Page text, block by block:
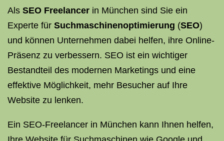
Als SEO Freelancer in München sind Sie ein
Experte für Suchmaschinenoptimierung (SEO)
und können Unternehmen dabei helfen, ihre Online-
Präsenz zu verbessern. SEO ist ein wichtiger
Bestandteil des modernen Marketings und eine
effektive Möglichkeit, mehr Besucher auf Ihre
Website zu lenken.
Ein SEO-Freelancer in München kann Ihnen helfen,